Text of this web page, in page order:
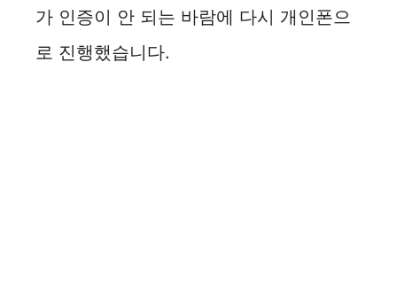
가 인증이 안 되는 바람에 다시 개인폰으
로 진행했습니다.